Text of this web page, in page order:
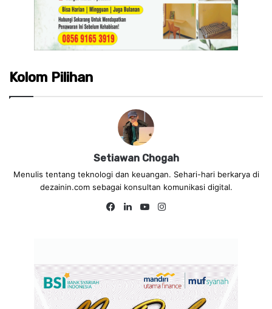
Kolom Pilihan
Setiawan Chogah
Menulis tentang teknologi dan keuangan. Sehari-hari berkarya di
dezainin.com sebagai konsultan komunikasi digital.
Fa
Lin
Yo